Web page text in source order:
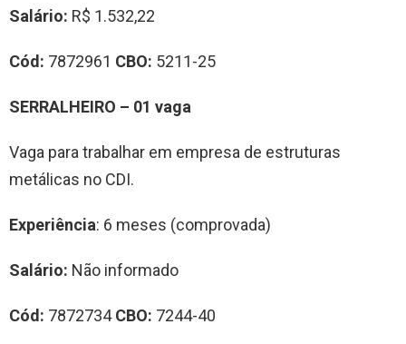
Salário: R$ 1.532,22
Cód: 7872961 CBO: 5211-25
SERRALHEIRO – 01 vaga
Vaga para trabalhar em empresa de estruturas
metálicas no CDI.
Experiência: 6 meses (comprovada)
Salário: Não informado
Cód: 7872734CBO: 7244-40